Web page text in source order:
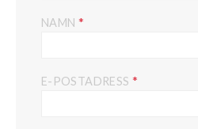
NAMN *
E-POSTADRESS *